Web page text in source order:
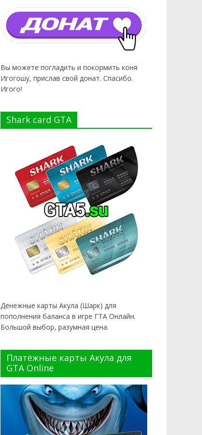
Вы можете погладить и покормить коня
Игогошу, прислав свой донат. Спасибо.
Игого!
Shark card GTA
Денежные карты Акула (Шарк) для
пополнения баланса в игре ГТА Онлайн.
Большой выбор, разумная цена.
Платёжные карты Акула для
GTA Online